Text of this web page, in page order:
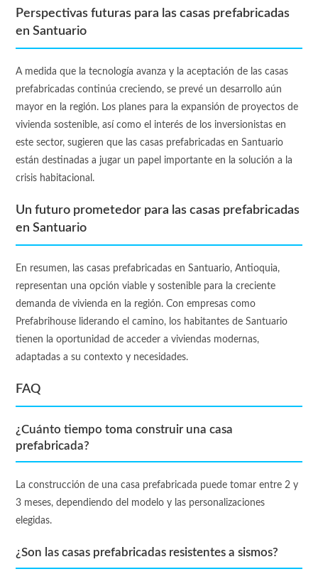
Perspectivas futuras para las casas prefabricadas
en Santuario
A medida que la tecnología avanza y la aceptación de las casas
prefabricadas continúa creciendo, se prevé un desarrollo aún
mayor en la región. Los planes para la expansión de proyectos de
vivienda sostenible, así como el interés de los inversionistas en
este sector, sugieren que las casas prefabricadas en Santuario
están destinadas a jugar un papel importante en la solución a la
crisis habitacional.
Un futuro prometedor para las casas prefabricadas
en Santuario
En resumen, las casas prefabricadas en Santuario, Antioquia,
representan una opción viable y sostenible para la creciente
demanda de vivienda en la región. Con empresas como
Prefabrihouse liderando el camino, los habitantes de Santuario
tienen la oportunidad de acceder a viviendas modernas,
adaptadas a su contexto y necesidades.
FAQ
¿Cuánto tiempo toma construir una casa
prefabricada?
La construcción de una casa prefabricada puede tomar entre 2 y
3 meses, dependiendo del modelo y las personalizaciones
elegidas.
¿Son las casas prefabricadas resistentes a sismos?